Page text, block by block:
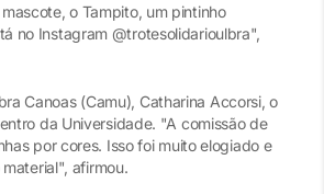
o Tampito, um pintinho
no Instagram @trotesolidarioulbra",
Canoas (Camu), Catharina Accorsi, o
da Universidade. "A comissão de
por cores. Isso foi muito elogiado e
afirmou.